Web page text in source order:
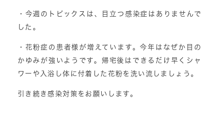
・今週のトピックスは、目立つ感染症はありませんで
した。
・花粉症の患者様が増えています。今年はなぜか目の
かゆみが強いようです。帰宅後はできるだけ早くシャ
ワーや入浴し体に付着した花粉を洗い流しましょう。
引き続き感染対策をお願いします。